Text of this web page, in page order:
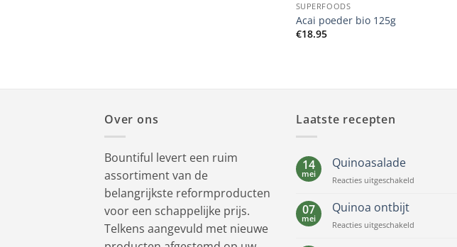
SUPERFOODS
Acai poeder bio 125g
€18.95
Over ons
Bountiful levert een ruim
assortiment van de
belangrijkste reformproducten
voor een schappelijke prijs.
Telkens aangevuld met nieuwe
Laatste recepten
14
mei
Quinoasalade
Reacties uitgeschakeld
07
mei
Quinoa ontbijt
Reacties uitgeschakeld